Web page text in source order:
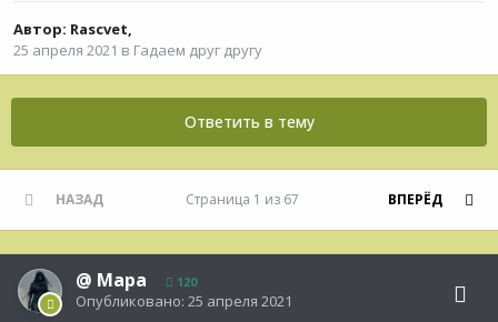
Автор: Rascvet,
25 апреля 2021 в Гадаем друг другу
Ответить в тему
НАЗАД ВПЕРЁД
Страница 1 из 67
@ Мара 120
Опубликовано: 25 апреля 2021